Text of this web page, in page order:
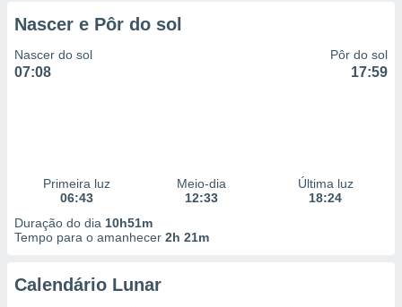
Nascer e Pôr do sol
Nascer do sol
07:08
Pôr do sol
17:59
Primeira luz
06:43
Meio-dia
12:33
Última luz
18:24
Duração do dia 10h51m
Tempo para o amanhecer 2h 21m
Calendário Lunar